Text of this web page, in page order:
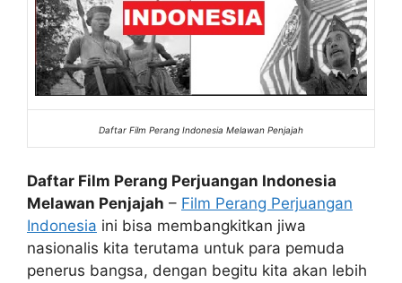
Daftar Film Perang Indonesia Melawan Penjajah
Daftar Film Perang Perjuangan Indonesia
Melawan Penjajah – Film Perang Perjuangan
Indonesia ini bisa membangkitkan jiwa
nasionalis kita terutama untuk para pemuda
penerus bangsa, dengan begitu kita akan lebih